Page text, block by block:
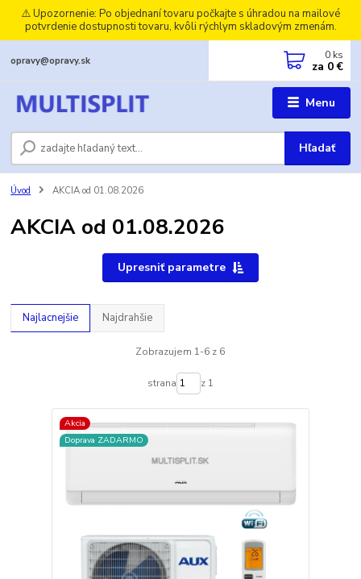
⚠️ Upozornenie: Po objednaní tovaru počkajte s úhradou na mailové
potvrdenie dostupnosti tovaru, kvôli rýchlym skladovým zmenám.
Menu
Hľadať
opravy@opravy.sk 0 ks
za 0 €
Úvod AKCIA od 01.08.2026
AKCIA od 01.08.2026
Upresniť parametre
Najlacnejšie Najdrahšie
Zobrazujem 1-6 z 6
strana z 1
Akcia
Doprava ZADARMO